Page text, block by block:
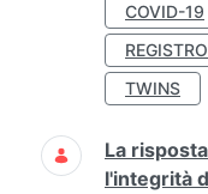
COVID-19
TWINS
La
l'integrità